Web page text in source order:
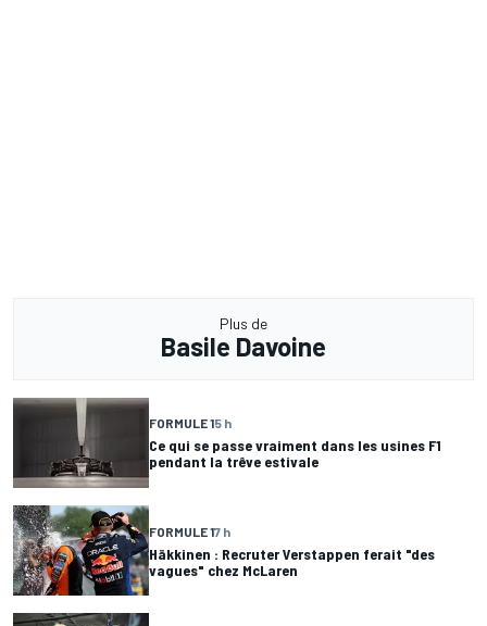
Plus de
Basile Davoine
FORMULE 15 h
Ce qui se passe vraiment dans les usines F1
pendant la trêve estivale
FORMULE 17 h
Häkkinen : Recruter Verstappen ferait "des
vagues" chez McLaren